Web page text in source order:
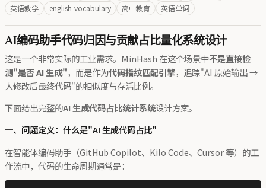
英语教学
english-vocabulary 高中教育 英语单词
AI编码助手代码归因与贡献占比量化系统设计
这是一个非常实际的工业需求。MinHash 在这个场景中不是直接检
测"是否 AI 生成"，而是作为代码指纹匹配引擎，追踪"AI 原始输出 →
人修改后最终代码"的相似度与存活比例。
下面给出完整的AI 生成代码占比统计系统设计方案。
一、问题定义：什么是"AI 生成代码占比"
在智能体编码助手（GitHub Copilot、Kilo Code、Cursor 等）的工
作流中，代码的生命周期通常是：